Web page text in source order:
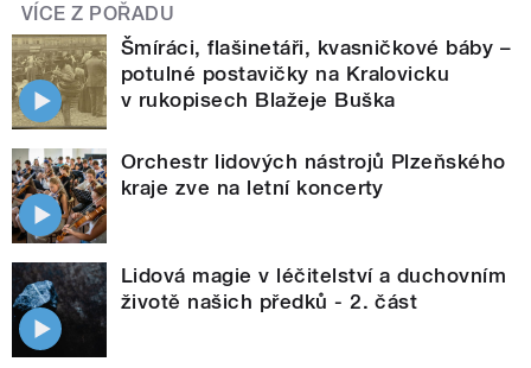
VÍCE Z POŘADU
Šmíráci, flašinetáři, kvasničkové báby –
potulné postavičky na Kralovicku
v rukopisech Blažeje Buška
Orchestr lidových nástrojů Plzeňského
kraje zve na letní koncerty
Lidová magie v léčitelství a duchovním
životě našich předků - 2. část